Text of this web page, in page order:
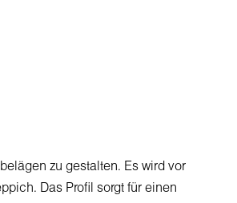
zu gestalten. Es wird vor
. Das Profil sorgt für einen